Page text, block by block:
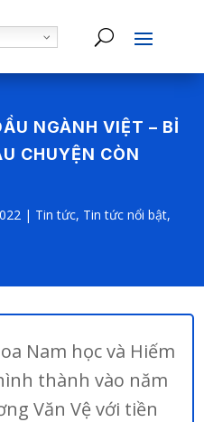
NGÀNH VIỆT – BỈ
CHUYỆN CÒN
| Tin tức, Tin tức nổi bật,
Nam học và Hiếm
thành vào năm
Văn Vệ với tiền